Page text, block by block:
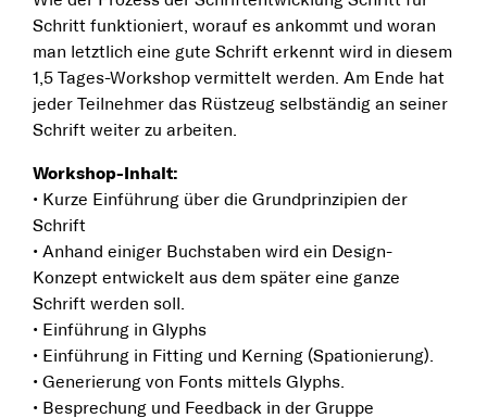
Schritt funktioniert, worauf es ankommt und woran
man letztlich eine gute Schrift erkennt wird in diesem
1,5 Tages-Workshop vermittelt werden. Am Ende hat
jeder Teilnehmer das Rüstzeug selbständig an seiner
Schrift weiter zu arbeiten.
Workshop-Inhalt:
• Kurze Einführung über die Grundprinzipien der
Schrift
• Anhand einiger Buchstaben wird ein Design-
Konzept entwickelt aus dem später eine ganze
Schrift werden soll.
• Einführung in Glyphs
• Einführung in Fitting und Kerning (Spationierung).
• Generierung von Fonts mittels Glyphs.
• Besprechung und Feedback in der Gruppe